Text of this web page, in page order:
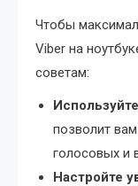
Чтобы
Viber на
советам:
позволит
голосовых и
Настройте